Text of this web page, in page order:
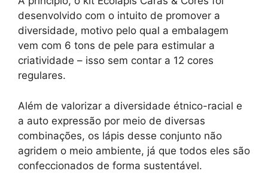
desenvolvido com o intuito de promover a
diversidade, motivo pelo qual a embalagem
vem com 6 tons de pele para estimular a
criatividade – isso sem contar a 12 cores
regulares.
Além de valorizar a diversidade étnico-racial e
a auto expressão por meio de diversas
combinações, os lápis desse conjunto não
agridem o meio ambiente, já que todos eles são
confeccionados de forma sustentável.